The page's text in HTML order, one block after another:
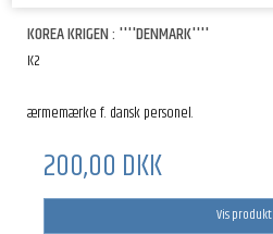
KOREA KRIGEN : ''''DENMARK''''
K2
ærmemærke f. dansk personel.
200,00 DKK
Vis produkt